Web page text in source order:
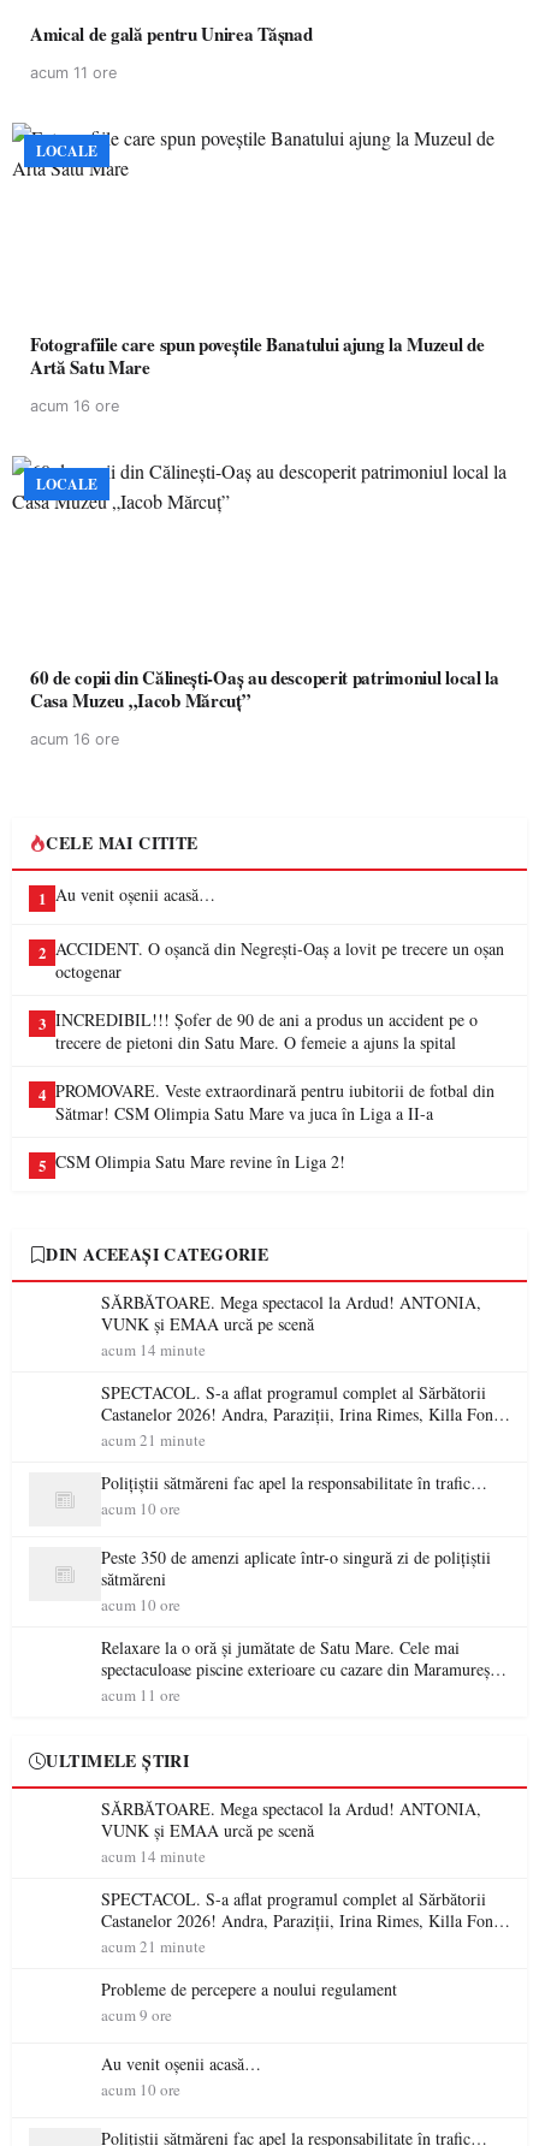
Amical de gală pentru Unirea Tășnad
acum 11 ore
LOCALE
Fotografiile care spun poveștile Banatului ajung la Muzeul de
Artă Satu Mare
acum 16 ore
LOCALE
60 de copii din Călinești-Oaș au descoperit patrimoniul local la
Casa Muzeu „Iacob Mărcuț”
acum 16 ore
CELE MAI CITITE
1 Au venit oșenii acasă…
2 ACCIDENT. O oșancă din Negrești-Oaș a lovit pe trecere un oșan
octogenar
3 INCREDIBIL!!! Șofer de 90 de ani a produs un accident pe o
trecere de pietoni din Satu Mare. O femeie a ajuns la spital
4 PROMOVARE. Veste extraordinară pentru iubitorii de fotbal din
Sătmar! CSM Olimpia Satu Mare va juca în Liga a II-a
5 CSM Olimpia Satu Mare revine în Liga 2!
DIN ACEEAȘI CATEGORIE
SĂRBĂTOARE. Mega spectacol la Ardud! ANTONIA,
VUNK și EMAA urcă pe scenă
acum 14 minute
SPECTACOL. S-a aflat programul complet al Sărbătorii
Castanelor 2026! Andra, Paraziții, Irina Rimes, Killa Fonic,
Zdob și Zdub și Fuego vin la Baia Mare
acum 21 minute
Polițiștii sătmăreni fac apel la responsabilitate în trafic…
acum 10 ore
Peste 350 de amenzi aplicate într-o singură zi de polițiștii
sătmăreni
acum 10 ore
Relaxare la o oră și jumătate de Satu Mare. Cele mai
spectaculoase piscine exterioare cu cazare din Maramureș,
ideale pentru o escapadă de vară
acum 11 ore
ULTIMELE ȘTIRI
SĂRBĂTOARE. Mega spectacol la Ardud! ANTONIA,
VUNK și EMAA urcă pe scenă
acum 14 minute
SPECTACOL. S-a aflat programul complet al Sărbătorii
Castanelor 2026! Andra, Paraziții, Irina Rimes, Killa Fonic,
Zdob și Zdub și Fuego vin la Baia Mare
acum 21 minute
Probleme de percepere a noului regulament
acum 9 ore
Au venit oșenii acasă…
acum 10 ore
Polițiștii sătmăreni fac apel la responsabilitate în trafic…